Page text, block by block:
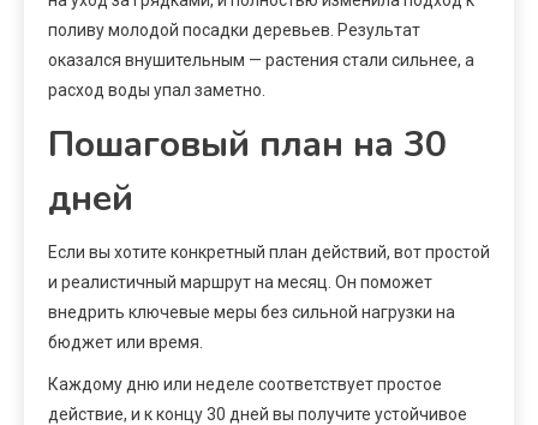
поливу молодой посадки деревьев. Результат
оказался внушительным — растения стали сильнее, а
расход воды упал заметно.
Пошаговый план на 30
дней
Если вы хотите конкретный план действий, вот простой
и реалистичный маршрут на месяц. Он поможет
внедрить ключевые меры без сильной нагрузки на
бюджет или время.
Каждому дню или неделе соответствует простое
действие, и к концу 30 дней вы получите устойчивое